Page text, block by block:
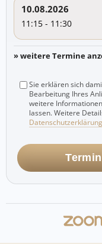
10.08.2026
11:15 - 11:30
» weitere Termine
Sie erklären sich
Bearbeitung Ihres
weitere
lassen. Weitere
Datenschutzerklärung